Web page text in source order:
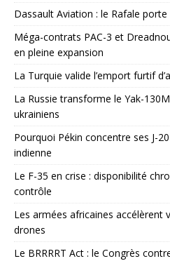
Dassault Aviation : le Rafale
Méga-contrats PAC-3 et
en pleine expansion
La Turquie valide l’emport furtif
La Russie transforme le Yak-
ukrainiens
Pourquoi Pékin concentre ses J-
indienne
Le F-35 en crise : disponibilité
contrôle
Les armées africaines accélèrent
drones
Le BRRRRT Act : le Congrès